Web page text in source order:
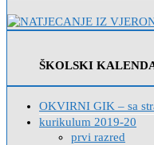
ŠKOLSKI
OKVIRNI GIK – sa
kurikulum 2019-20
prvi razred